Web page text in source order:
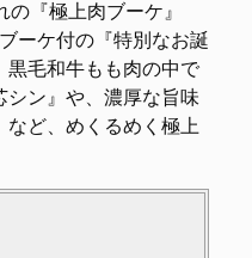
『極上肉ブーケ』
ーケ付の『特別なお誕
黒毛和牛もも肉の中で
シン』や、濃厚な旨味
ど、めくるめく極上